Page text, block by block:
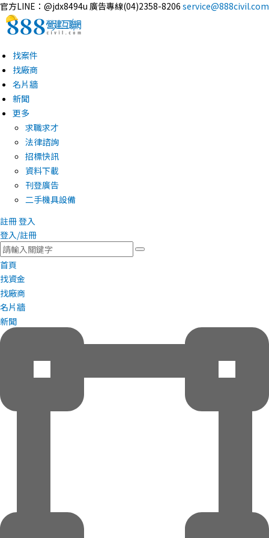
官方LINE：@jdx8494u 廣告專線(04)2358-8206 service@888civil.com
找案件
找廠商
名片牆
新聞
更多
求職求才
法律諮詢
招標快訊
資料下載
刊登廣告
二手機具設備
註冊登入
登入/註冊
首頁
找資金
找廠商
名片牆
新聞